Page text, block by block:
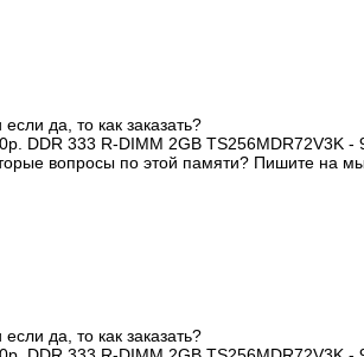
да, то как заказать?
DDR 333 R-DIMM 2GB TS256MDR72V3K -
вопросы по этой памяти? Пишите на
да, то как заказать?